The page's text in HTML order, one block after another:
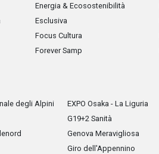
Energia & Ecosostenibilità
Esclusiva
Focus Cultura
Forever Samp
degli Alpini
EXPO Osaka - La Liguria
G19+2 Sanità
Genova Meravigliosa
Giro dell'Appennino